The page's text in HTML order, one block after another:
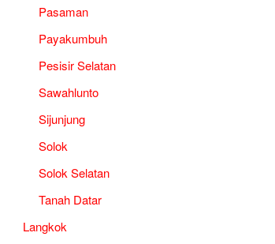
Pasaman
Payakumbuh
Pesisir Selatan
Sawahlunto
Sijunjung
Solok
Solok Selatan
Tanah Datar
Langkok